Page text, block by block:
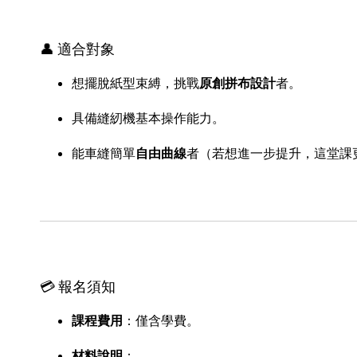
👤 適合對象
想擺脫紙型束縛，挑戰原創拼布設計者。
具備縫紉機基本操作能力。
能車縫簡單自由曲線者（若想進一步提升，這堂課
💳 報名須知
課程費用 ：僅含學費。